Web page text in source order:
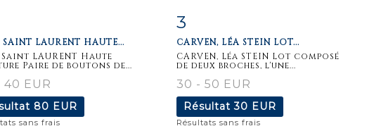
SAINT LAURENT HAUTE...
Saint LAURENT Haute
Paire de boutons de...
40 EUR
80 EUR
sans frais
détaillée
3
CARVEN, LÉA STEIN LOT...
CARVEN, Léa STEIN Lot composé
de deux broches, l'une...
30 - 50 EUR
Résultat30 EUR
Résultats sans frais